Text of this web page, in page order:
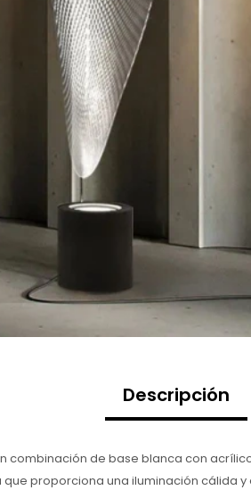
Descripción
combinación de base blanca con
que proporciona una iluminación